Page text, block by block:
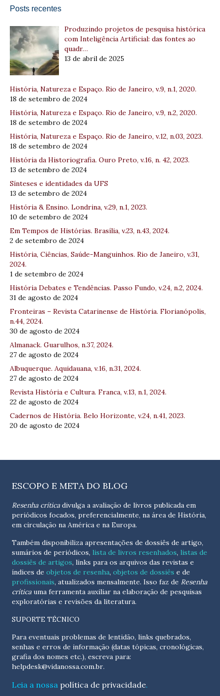
Posts recentes
Produzindo projetos de pesquisa histórica
com Inteligência Artificial: das fontes ao
quadr…
13 de abril de 2025
História, Natureza e Espaço. Rio de Janeiro, v.9, n.1, 2020.
18 de setembro de 2024
História, Natureza e Espaço. Rio de Janeiro, v.9, n.2, 2020.
18 de setembro de 2024
História, Natureza e Espaço. Rio de Janeiro, v.12, n.03, 2023.
18 de setembro de 2024
História da Historiografia. Ouro Preto, v.16, n. 42, 2023.
13 de setembro de 2024
Sínteses e identidades da UFS
13 de setembro de 2024
História & Ensino. Londrina, v.29, n.1, 2023.
10 de setembro de 2024
Em Tempos de Histórias. Brasília, v.23, n.43, 2024.
2 de setembro de 2024
História, Ciências, Saúde-Manguinhos. Rio de Janeiro, v.31,
2024.
1 de setembro de 2024
História Debates e Tendências. Passo Fundo, v.24, n.2, 2024.
31 de agosto de 2024
Fronteiras – Revista Catarinense de História. Florianópolis,
n.44, 2024.
30 de agosto de 2024
Almanack. Guarulhos, n.37, 2024.
27 de agosto de 2024
Albuquerque. Aquidauana, v.16, n.31, 2024.
27 de agosto de 2024
Revista História e Cultura. Franca, v.13, n.1, 2024.
22 de agosto de 2024
Cadernos de História. Belo Horizonte, v.24, n.41, 2023.
20 de agosto de 2024
ESCOPO E META DO BLOG
Resenha críticadivulga a avaliação de livros publicada em
periódicos focados, preferencialmente, na área de História,
em circulação na América e na Europa.
Também disponibiliza apresentações de dossiês de artigo,
sumários de periódicos, lista de livros resenhados, listas de
dossiês de artigos, links para os arquivos das revistas e
índices de objetos de resenha, objetos de dossiês e de
profissionais, atualizados mensalmente. Isso faz de Resenha
críticauma ferramenta auxiliar na elaboração de pesquisas
exploratórias e revisões da literatura.
SUPORTE TÉCNICO
Para eventuais problemas de lentidão, links quebrados,
senhas e erros de informação (datas tópicas, cronológicas,
helpdesk@vidanossa.com.br.
Leia a nossa política de privacidade.